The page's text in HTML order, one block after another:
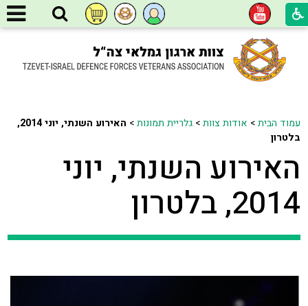
עמוד הבית> אודות צוות>גלריית תמונות>
האירוע השנתי, יוני 2014,
בלטרון
האירוע השנתי, יוני
2014, בלטרון